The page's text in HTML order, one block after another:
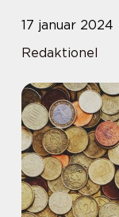
17 januar 2024
Redaktionel